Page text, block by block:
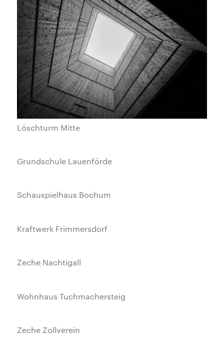
Löschturm Mitte
Grundschule Lauenförde
Schauspielhaus Bochum
Kraftwerk Frimmersdorf
Zeche Nachtigall
Wohnhaus Tuchmachersteig
Zeche Zollverein